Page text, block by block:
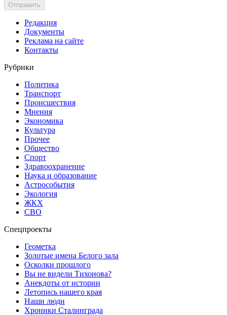
Отправить
Редакция
Документы
Реклама на сайте
Контакты
Рубрики
Политика
Транспорт
Происшествия
Мнения
Экономика
Культура
Прочее
Общество
Спорт
Здравоохранение
Наука и образование
Астрособытия
Экология
ЖКХ
СВО
Спецпроекты
Геометка
Золотые имена Белого зала
Осколки прошлого
Вы не видели Тихонова?
Анекдоты от истории
Летопись нашего края
Наши люди
Хроники Сталинграда